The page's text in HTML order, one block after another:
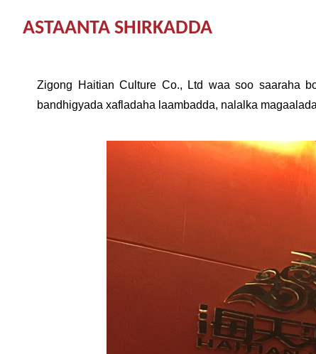
ASTAANTA SHIRKADDA
Zigong Haitian Culture Co., Ltd waa soo saaraha
bandhigyada xafladaha laambadda, nalalka